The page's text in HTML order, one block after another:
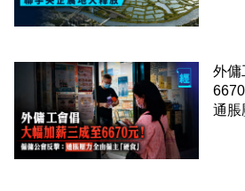
外傭
通脹